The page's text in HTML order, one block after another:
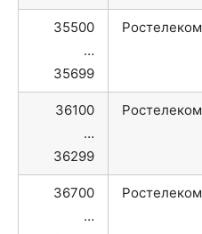
35500
…
35699
Ростелеком
36100
…
36299
Ростелеком
36700
…
Ростелеком